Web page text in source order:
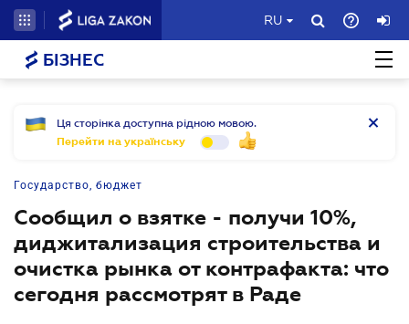
RU
БІЗНЕС
Ця сторінка доступна рідною мовою.
Перейти на українську
Государство, бюджет
Сообщил о взятке - получи 10%,
диджитализация строительства и
очистка рынка от контрафакта: что
сегодня рассмотрят в Раде